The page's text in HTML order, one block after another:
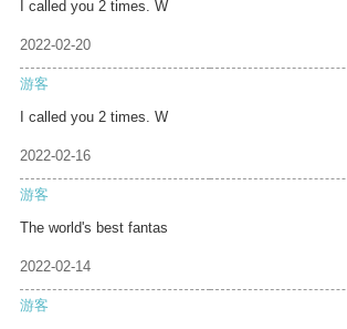
I called you 2 times. W
2022-02-20
游客
I called you 2 times. W
2022-02-16
游客
The world's best fantas
2022-02-14
游客